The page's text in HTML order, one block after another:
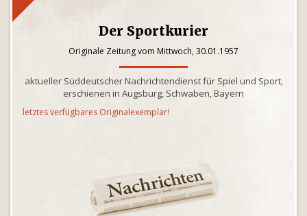
Der Sportkurier
Originale Zeitung vom Mittwoch, 30.01.1957
aktueller Süddeutscher Nachrichtendienst für Spiel und Sport,
erschienen in Augsburg, Schwaben, Bayern
letztes verfügbares Originalexemplar!